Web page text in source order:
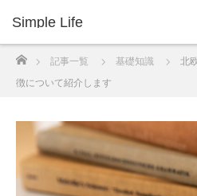
Simple Life
ホーム
記事一覧 基礎知識
北
徴について紹介します